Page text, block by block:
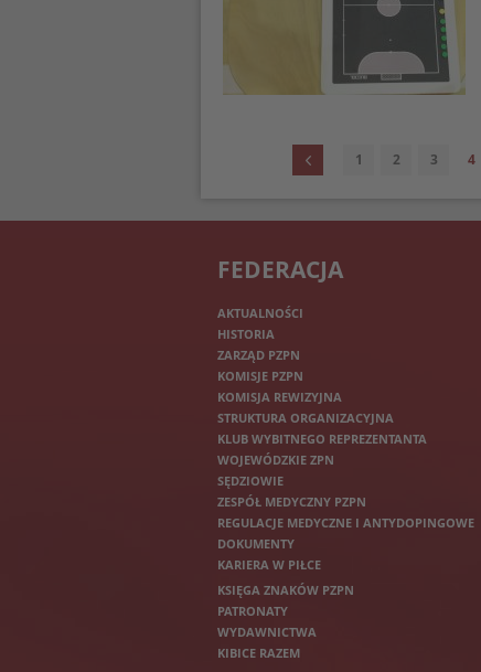
1 2 3 4
FEDERACJA
AKTUALNOŚCI
HISTORIA
ZARZĄD PZPN
KOMISJE PZPN
KOMISJA REWIZYJNA
STRUKTURA ORGANIZACYJNA
KLUB WYBITNEGO REPREZENTANTA
WOJEWÓDZKIE ZPN
SĘDZIOWIE
ZESPÓŁ MEDYCZNY PZPN
REGULACJE MEDYCZNE I ANTYDOPINGOWE
DOKUMENTY
KARIERA W PIŁCE
KSIĘGA ZNAKÓW PZPN
PATRONATY
WYDAWNICTWA
KIBICE RAZEM